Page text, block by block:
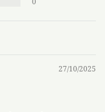
0
27/10/2025